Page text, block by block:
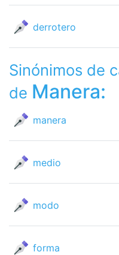
derrotero
Sinónimos de
de Manera:
manera
medio
modo
forma